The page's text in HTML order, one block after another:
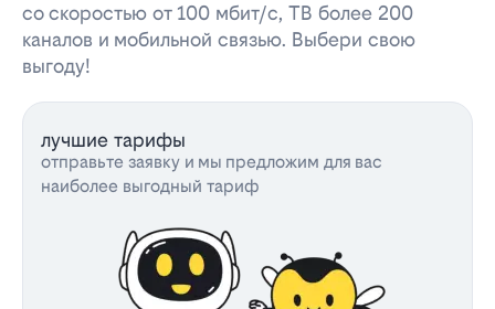
со скоростью от 100 мбит/с, ТВ более 200
каналов и мобильной связью. Выбери свою
выгоду!
лучшие тарифы
отправьте заявку и мы предложим для вас
наиболее выгодный тариф